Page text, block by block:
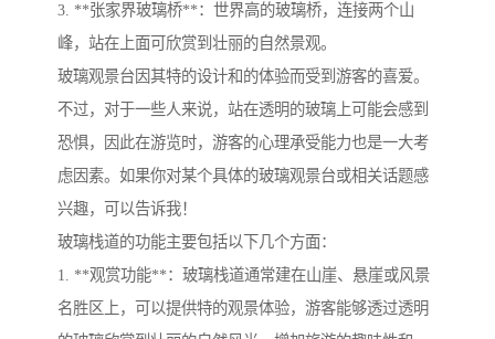
3. **张家界玻璃桥**：世界高的玻璃桥，连接两个山
峰，站在上面可欣赏到壮丽的自然景观。
玻璃观景台因其特的设计和的体验而受到游客的喜爱。
不过，对于一些人来说，站在透明的玻璃上可能会感到
恐惧，因此在游览时，游客的心理承受能力也是一大考
虑因素。如果你对某个具体的玻璃观景台或相关话题感
兴趣，可以告诉我！
玻璃栈道的功能主要包括以下几个方面：
1. **观赏功能**：玻璃栈道通常建在山崖、悬崖或风景
名胜区上，可以提供特的观景体验，游客能够透过透明